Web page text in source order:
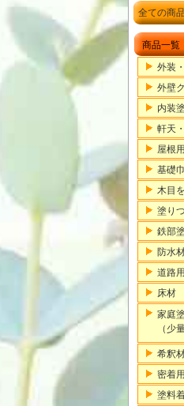
全ての商
商品一覧
外装
外壁
内装
軒天
屋根
基礎
木目
塗り
鉄部
防水
道路
床材
家庭
（少
希釈
密着
塗料